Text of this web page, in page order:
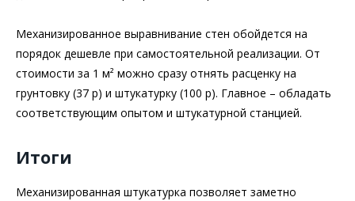
Механизированное выравнивание стен обойдется на
порядок дешевле при самостоятельной реализации. От
стоимости за 1 м² можно сразу отнять расценку на
грунтовку (37 р) и штукатурку (100 р). Главное – обладать
соответствующим опытом и штукатурной станцией.
Итоги
Механизированная штукатурка позволяет заметно